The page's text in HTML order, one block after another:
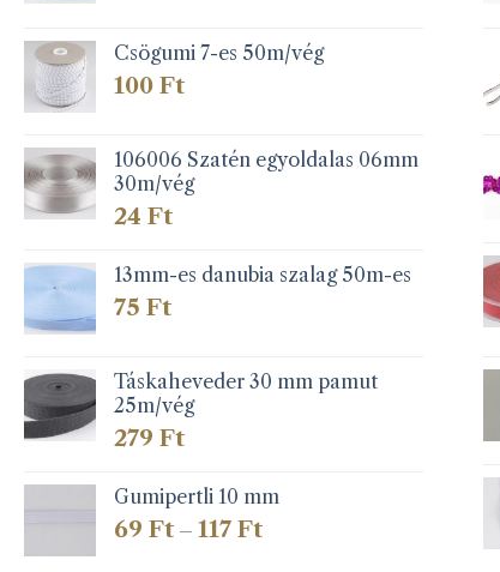
279 Ft
Csögumi 7-es 50m/vég
100Ft
106006 Szatén egyoldalas 06mm
30m/vég
24Ft
13mm-es danubia szalag 50m-es
75Ft
Táskaheveder 30 mm pamut
25m/vég
279Ft
Gumipertli 10 mm
69Ft – 117FtÁrtartomány: